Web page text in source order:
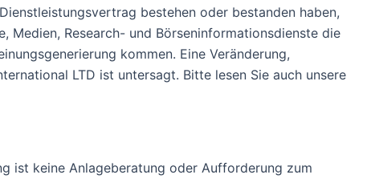
bestehen oder bestanden haben,
Medien, Research- und Börseninformationsdienste die
kommen. Eine Veränderung,
LTD ist untersagt. Bitte lesen Sie auch unsere
ist keine Anlageberatung oder Aufforderung zum